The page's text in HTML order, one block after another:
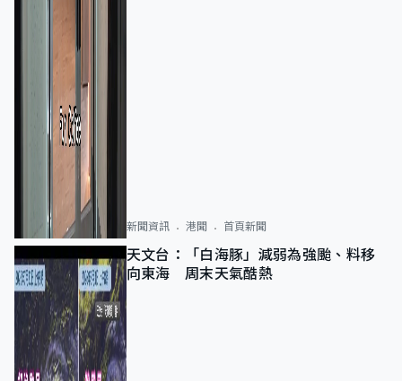
新聞資訊 港聞 首頁新聞
天文台：「白海豚」減弱為強颱、料移
向東海 周末天氣酷熱